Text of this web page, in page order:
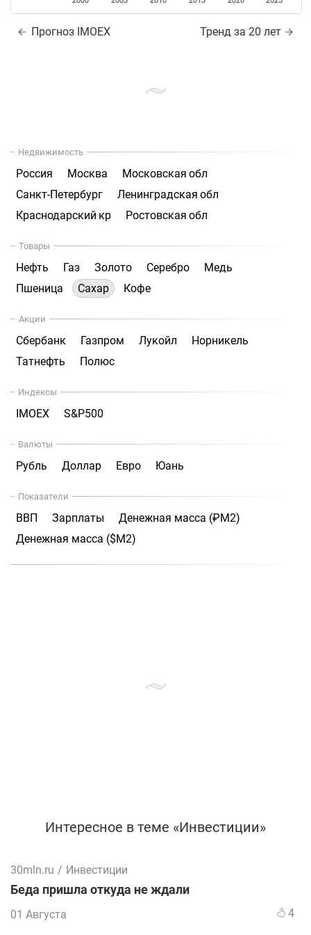
Прогноз IMOEX Тренд за 20 лет
Недвижимость
Россия Москва
Московская обл
Санкт-Петербург
Ленинградская обл
Краснодарский кр
Ростовская обл
Товары
Нефть Газ Золото Серебро
Медь
Пшеница
Сахар Кофе
Акции
Сбербанк Газпром Лукойл
Норникель
Татнефть
Полюс
Индексы
IMOEX S&P500
Валюты
Рубль Доллар Евро Юань
Показатели
ВВП Зарплаты
Денежная масса (₽М2)
Денежная масса ($М2)
Интересное в теме «Инвестиции»
30mln.ru / Инвестиции
Беда пришла откуда не ждали
01 Августа 4